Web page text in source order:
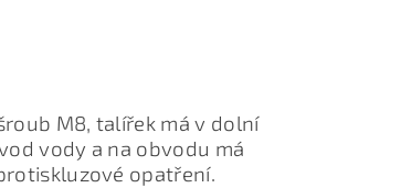
M8, talířek má v dolní
vody a na obvodu má
opatření.